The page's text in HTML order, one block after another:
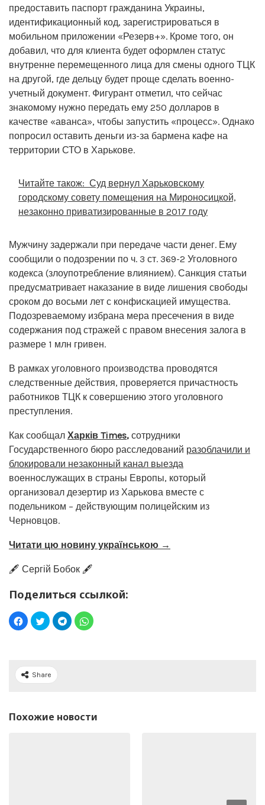
предоставить паспорт гражданина Украины,
идентификационный код, зарегистрироваться в
мобильном приложении «Резерв+». Кроме того, он
добавил, что для клиента будет оформлен статус
внутренне перемещенного лица для смены одного ТЦК
на другой, где дельцу будет проще сделать военно-
учетный документ. Фигурант отметил, что сейчас
знакомому нужно передать ему 250 долларов в
качестве «аванса», чтобы запустить «процесс». Однако
попросил оставить деньги из-за бармена кафе на
территории СТО в Харькове.
Читайте також: Суд вернул Харьковскому
городскому совету помещения на Мироносицкой,
незаконно приватизированные в 2017 году
Мужчину задержали при передаче части денег. Ему
сообщили о подозрении по ч. 3 ст. 369-2 Уголовного
кодекса (злоупотребление влиянием). Санкция статьи
предусматривает наказание в виде лишения свободы
сроком до восьми лет с конфискацией имущества.
Подозреваемому избрана мера пресечения в виде
содержания под стражей с правом внесения залога в
размере 1 млн гривен.
В рамках уголовного производства проводятся
следственные действия, проверяется причастность
работников ТЦК к совершению этого уголовного
преступления.
Как сообщал Харків Times, сотрудники
Государственного бюро расследований разоблачили и
блокировали незаконный канал выезда
военнослужащих в страны Европы, который
организовал дезертир из Харькова вместе с
подельником – действующим полицейским из
Черновцов.
Читати цю новину українською →
🖋️ Сергій Бобок 🖋️
Поделиться ссылкой:
Share
Похожие новости